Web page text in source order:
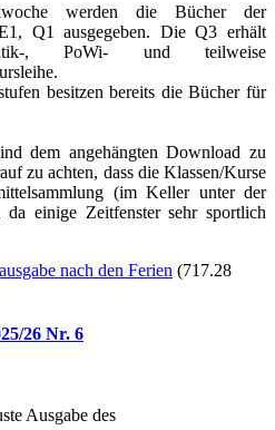
werden die Bücher der
Q1 ausgegeben. Die Q3 erhält
, PoWi- und teilweise
besitzen bereits die Bücher für
dem angehängten Download zu
zu achten, dass die Klassen/Kurse
(im Keller unter der
da einige Zeitfenster sehr sportlich
nach den Ferien (717.28
26 Nr. 6
Ausgabe des